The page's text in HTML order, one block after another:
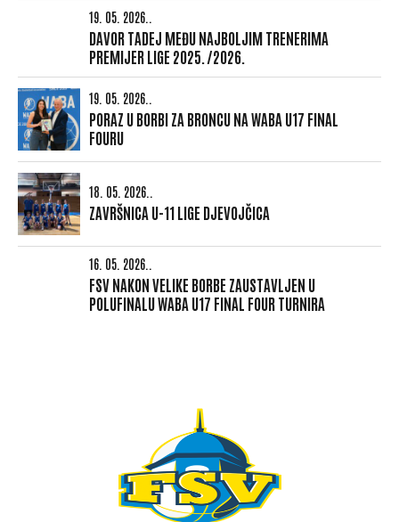
19. 05. 2026..
DAVOR TADEJ MEĐU NAJBOLJIM TRENERIMA
PREMIJER LIGE 2025./2026.
19. 05. 2026..
PORAZ U BORBI ZA BRONCU NA WABA U17 FINAL
FOURU
18. 05. 2026..
ZAVRŠNICA U-11 LIGE DJEVOJČICA
16. 05. 2026..
FSV NAKON VELIKE BORBE ZAUSTAVLJEN U
POLUFINALU WABA U17 FINAL FOUR TURNIRA